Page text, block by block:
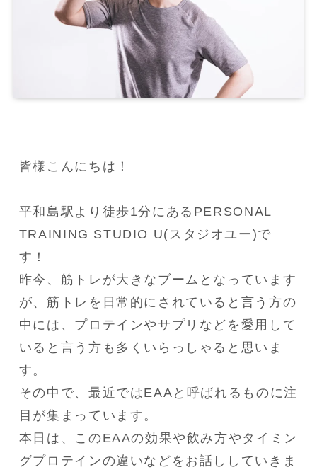
皆様こんにちは！
平和島駅より徒歩1分にあるPERSONAL
TRAINING STUDIO U(スタジオユー)で
す！
昨今、筋トレが大きなブームとなっています
が、筋トレを日常的にされていると言う方の
中には、プロテインやサプリなどを愛用して
いると言う方も多くいらっしゃると思いま
す。
その中で、最近ではEAAと呼ばれるものに注
目が集まっています。
本日は、このEAAの効果や飲み方やタイミン
グプロテインの違いなどをお話ししていきま